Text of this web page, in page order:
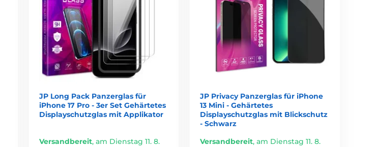
JP Long Pack Panzerglas für
iPhone 17 Pro - 3er Set Gehärtetes
Displayschutzglas mit Applikator
Versandbereit, am Dienstag 11. 8.
JP Privacy Panzerglas für iPhone
13 Mini - Gehärtetes
Displayschutzglas mit Blickschutz
- Schwarz
Versandbereit,am Dienstag 11. 8.